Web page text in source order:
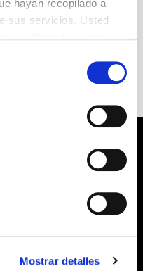
hayan recopilado a
sus servicios. Usted
Mostrar detalles